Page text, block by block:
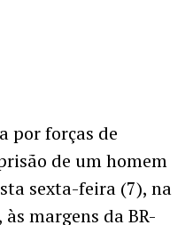
por forças de
de um homem
sexta-feira (7), na
margens da BR-